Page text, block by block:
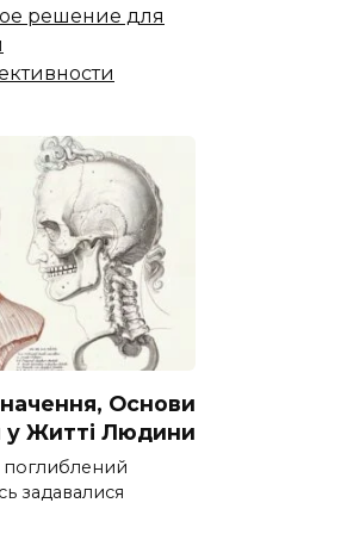
решение для
Основи
у Житті Людини
поглиблений
задавалися